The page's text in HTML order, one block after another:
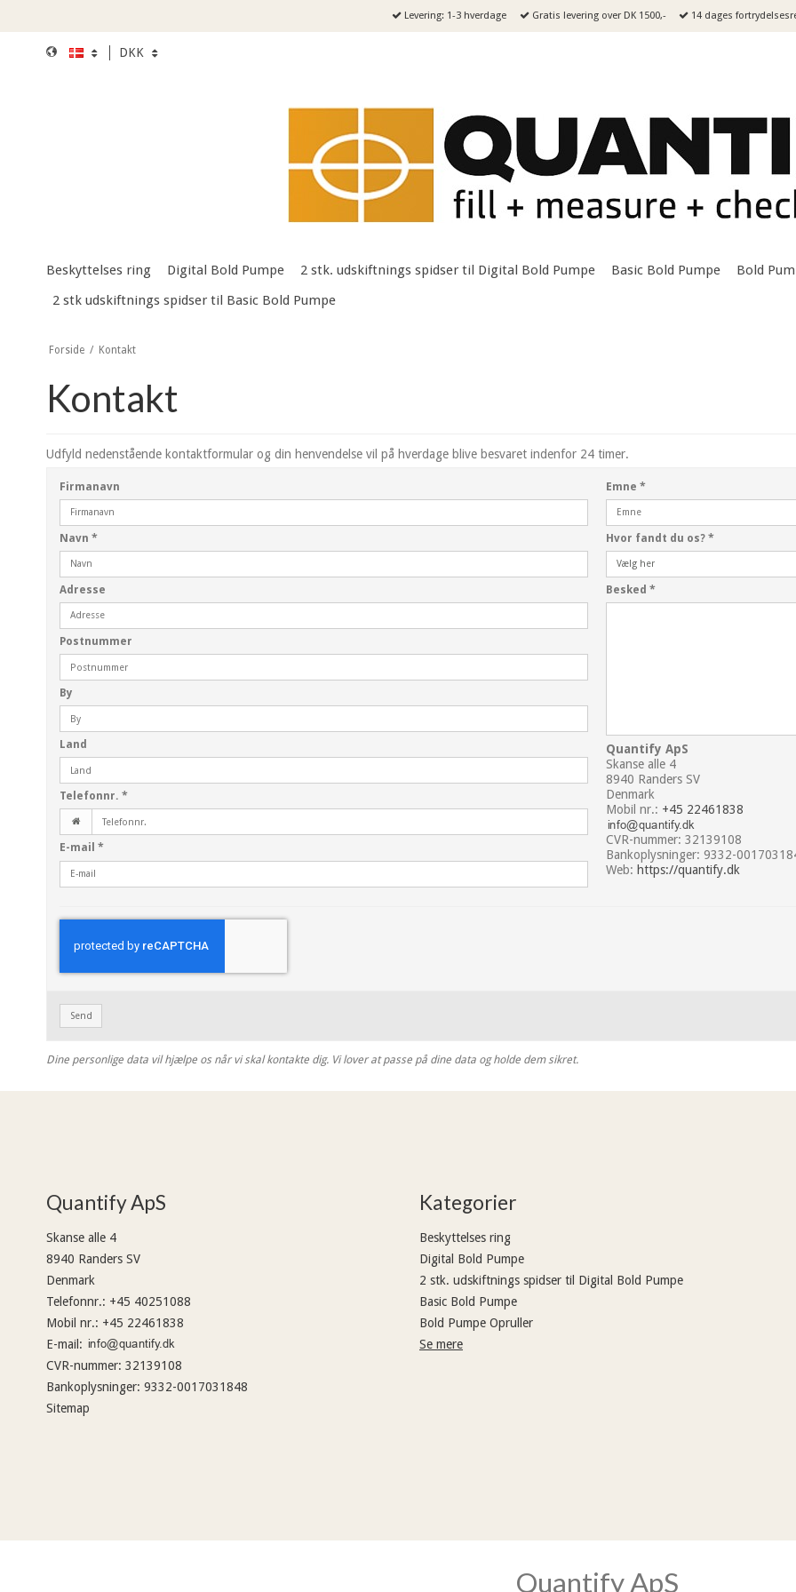
Levering: 1-3 hverdage Gratis levering over DK 1500,- 14 dages
DKK
Beskyttelses ring Digital Bold Pumpe 2 stk. udskiftnings spidser til Digital Bold Pumpe Basic Bold Pumpe
Bold
2 stk udskiftnings spidser til Basic Bold Pumpe
Forside / Kontakt
Kontakt
Udfyld nedenstående kontaktformular og din henvendelse vil på hverdage blive besvaret indenfor 24 timer.
Firmanavn
Navn *
Adresse
Postnummer
By
Land
Telefonnr. *
E-mail *
Emne *
Hvor fandt du os? *
Besked *
Quantify ApS
Skanse alle 4
8940 Randers SV
Denmark
Mobil nr.: +45 22461838
CVR-nummer: 32139108
Bankoplysninger: 9332-
Web: https://quantify.dk
Send
Dine personlige data vil hjælpe os når vi skal kontakte dig. Vi lover at passe på dine data og holde dem sikret.
Quantify ApS
Skanse alle 4
8940 Randers SV
Denmark
Telefonnr.: +45 40251088
Mobil nr.: +45 22461838
E-mail:
CVR-nummer: 32139108
Bankoplysninger: 9332-0017031848
Sitemap
Kategorier
Beskyttelses ring
Digital Bold Pumpe
2 stk. udskiftnings spidser til Digital Bold Pumpe
Basic Bold Pumpe
Bold Pumpe Opruller
Se mere
Quantify ApS